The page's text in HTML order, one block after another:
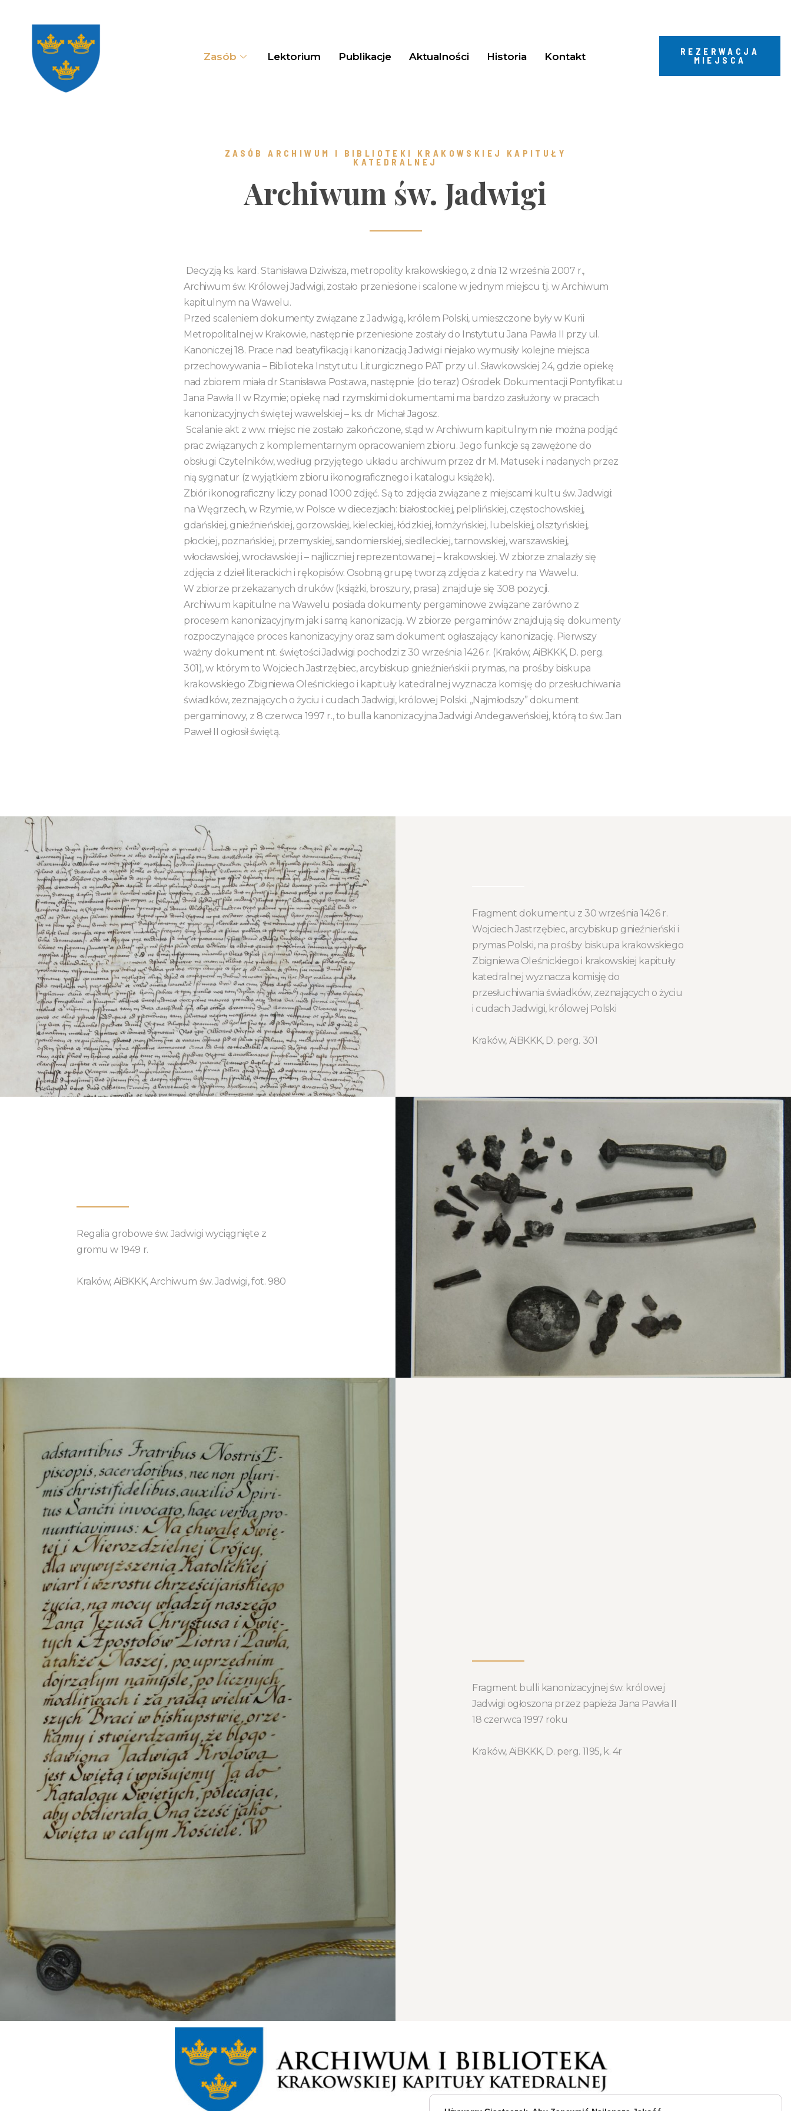
Zasób Lektorium Publikacje Aktualności Historia Kontakt
REZERWACJA
MIEJSCA
ZASÓB ARCHIWUM I BIBLIOTEKI KRAKOWSKIEJ KAPITUŁY
KATEDRALNEJ ​
Archiwum św. Jadwigi
Decyzją ks. kard. Stanisława Dziwisza, metropolity krakowskiego, z dnia 12 września 2007 r.,
Archiwum św. Królowej Jadwigi, zostało przeniesione i scalone w jednym miejscu tj. w Archiwum
kapitulnym na Wawelu.
Przed scaleniem dokumenty związane z Jadwigą, królem Polski, umieszczone były w Kurii
Metropolitalnej w Krakowie, następnie przeniesione zostały do Instytutu Jana Pawła II przy ul.
Kanoniczej 18. Prace nad beatyfikacją i kanonizacją Jadwigi niejako wymusiły kolejne miejsca
przechowywania – Biblioteka Instytutu Liturgicznego PAT przy ul. Sławkowskiej 24, gdzie opiekę
nad zbiorem miała dr Stanisława Postawa, następnie (do teraz) Ośrodek Dokumentacji Pontyfikatu
Jana Pawła II w Rzymie; opiekę nad rzymskimi dokumentami ma bardzo zasłużony w pracach
kanonizacyjnych świętej wawelskiej – ks. dr Michał Jagosz.
Scalanie akt z ww. miejsc nie zostało zakończone, stąd w Archiwum kapitulnym nie można podjąć
prac związanych z komplementarnym opracowaniem zbioru. Jego funkcje są zawężone do
obsługi Czytelników, według przyjętego układu archiwum przez dr M. Matusek i nadanych przez
nią sygnatur (z wyjątkiem zbioru ikonograficznego i katalogu książek).
Zbiór ikonograficzny liczy ponad 1000 zdjęć. Są to zdjęcia związane z miejscami kultu św. Jadwigi:
na Węgrzech, w Rzymie, w Polsce w diecezjach: białostockiej, pelplińskiej, częstochowskiej,
gdańskiej, gnieźnieńskiej, gorzowskiej, kieleckiej, łódzkiej, łomżyńskiej, lubelskiej, olsztyńskiej,
płockiej, poznańskiej, przemyskiej, sandomierskiej, siedleckiej, tarnowskiej, warszawskiej,
włocławskiej, wrocławskiej i – najliczniej reprezentowanej – krakowskiej. W zbiorze znalazły się
zdjęcia z dzieł literackich i rękopisów. Osobną grupę tworzą zdjęcia z katedry na Wawelu.
W zbiorze przekazanych druków (książki, broszury, prasa) znajduje się 308 pozycji.
Archiwum kapitulne na Wawelu posiada dokumenty pergaminowe związane zarówno z
procesem kanonizacyjnym jak i samą kanonizacją. W zbiorze pergaminów znajdują się dokumenty
rozpoczynające proces kanonizacyjny oraz sam dokument ogłaszający kanonizację. Pierwszy
ważny dokument nt. świętości Jadwigi pochodzi z 30 września 1426 r. (Kraków, AiBKKK, D. perg.
301), w którym to Wojciech Jastrzębiec, arcybiskup gnieźnieński i prymas, na prośby biskupa
krakowskiego Zbigniewa Oleśnickiego i kapituły katedralnej wyznacza komisję do przesłuchiwania
świadków, zeznających o życiu i cudach Jadwigi, królowej Polski. „Najmłodszy” dokument
pergaminowy, z 8 czerwca 1997 r., to bulla kanonizacyjna Jadwigi Andegaweńskiej, którą to św. Jan
Paweł II ogłosił świętą.
Fragment dokumentu z 30 września 1426 r.
Wojciech Jastrzębiec, arcybiskup gnieźnieński i
prymas Polski, na prośby biskupa krakowskiego
Zbigniewa Oleśnickiego i krakowskiej kapituły
katedralnej wyznacza komisję do
przesłuchiwania świadków, zeznających o życiu
i cudach Jadwigi, królowej Polski
Kraków, AiBKKK, D. perg. 301
Regalia grobowe św. Jadwigi wyciągnięte z
gromu w 1949 r.
Kraków, AiBKKK, Archiwum św. Jadwigi, fot. 980
Fragment bulli kanonizacyjnej św. królowej
Jadwigi ogłoszona przez papieża Jana Pawła II
18 czerwca 1997 roku
Kraków, AiBKKK, D. perg. 1195, k. 4r